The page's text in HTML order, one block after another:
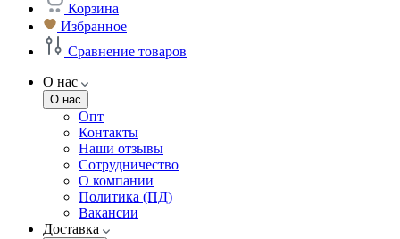
Корзина
Избранное
Сравнение товаров
О нас
О нас
Опт
Контакты
Наши отзывы
Сотрудничество
О компании
Политика (ПД)
Вакансии
Доставка